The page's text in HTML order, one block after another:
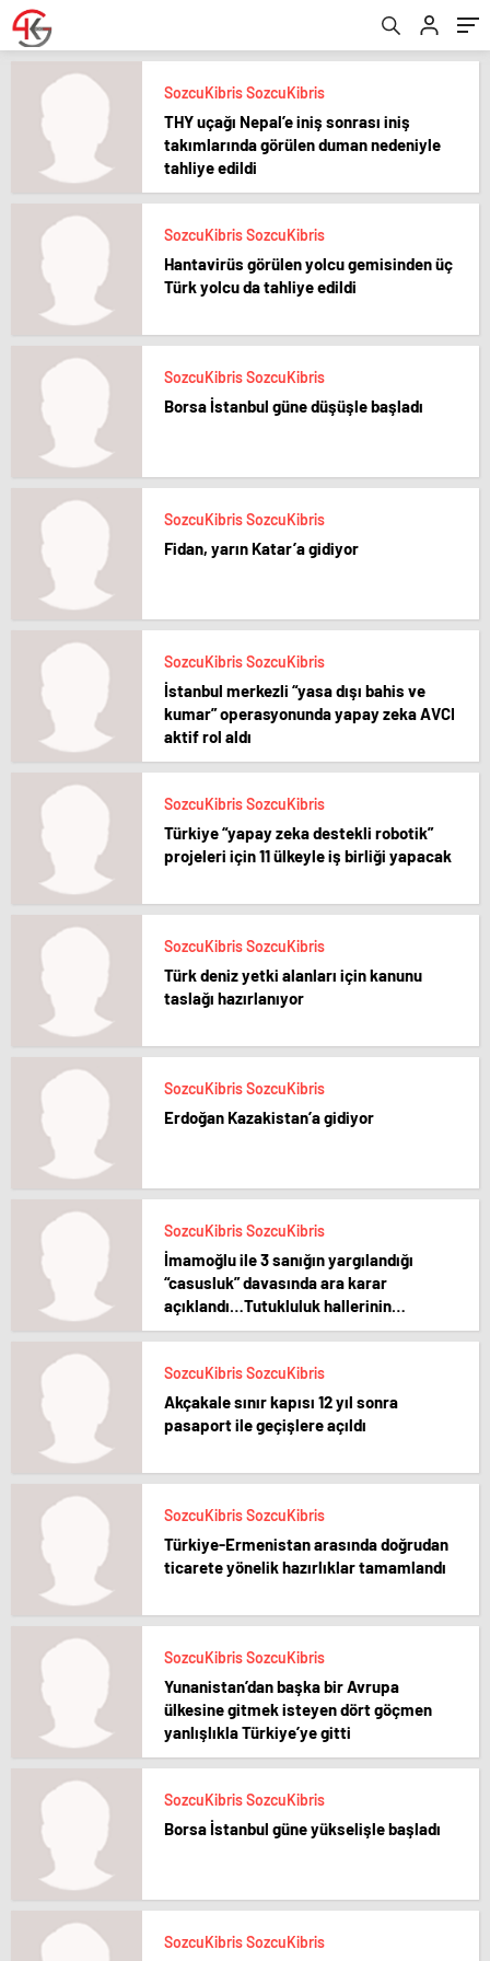
SozcuKibris SozcuKibris
THY uçağı Nepal’e iniş sonrası iniş
takımlarında görülen duman nedeniyle
tahliye edildi
SozcuKibris SozcuKibris
Hantavirüs görülen yolcu gemisinden üç
Türk yolcu da tahliye edildi
SozcuKibris SozcuKibris
Borsa İstanbul güne düşüşle başladı
SozcuKibris SozcuKibris
Fidan, yarın Katar’a gidiyor
SozcuKibris SozcuKibris
İstanbul merkezli “yasa dışı bahis ve
kumar” operasyonunda yapay zeka AVCI
aktif rol aldı
SozcuKibris SozcuKibris
Türkiye “yapay zeka destekli robotik”
projeleri için 11 ülkeyle iş birliği yapacak
SozcuKibris SozcuKibris
Türk deniz yetki alanları için kanunu
taslağı hazırlanıyor
SozcuKibris SozcuKibris
Erdoğan Kazakistan’a gidiyor
SozcuKibris SozcuKibris
İmamoğlu ile 3 sanığın yargılandığı
“casusluk” davasında ara karar
açıklandı…Tutukluluk hallerinin
devamına karar verildi
SozcuKibris SozcuKibris
Akçakale sınır kapısı 12 yıl sonra
pasaport ile geçişlere açıldı
SozcuKibris SozcuKibris
Türkiye-Ermenistan arasında doğrudan
ticarete yönelik hazırlıklar tamamlandı
SozcuKibris SozcuKibris
Yunanistan’dan başka bir Avrupa
ülkesine gitmek isteyen dört göçmen
yanlışlıkla Türkiye’ye gitti
SozcuKibris SozcuKibris
Borsa İstanbul güne yükselişle başladı
SozcuKibris SozcuKibris